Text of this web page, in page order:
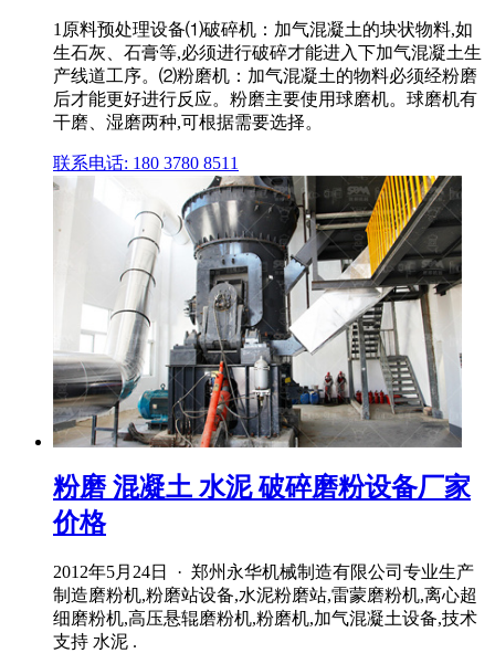
1原料预处理设备⑴破碎机：加气混凝土的块状物料,如
生石灰、石膏等,必须进行破碎才能进入下加气混凝土生
产线道工序。⑵粉磨机：加气混凝土的物料必须经粉磨
后才能更好进行反应。粉磨主要使用球磨机。球磨机有
干磨、湿磨两种,可根据需要选择。
联系电话: 180 3780 8511
粉磨 混凝土 水泥 破碎磨粉设备厂家
价格
2012年5月24日 · 郑州永华机械制造有限公司专业生产
制造磨粉机,粉磨站设备,水泥粉磨站,雷蒙磨粉机,离心超
细磨粉机,高压悬辊磨粉机,粉磨机,加气混凝土设备,技术
支持 水泥 .